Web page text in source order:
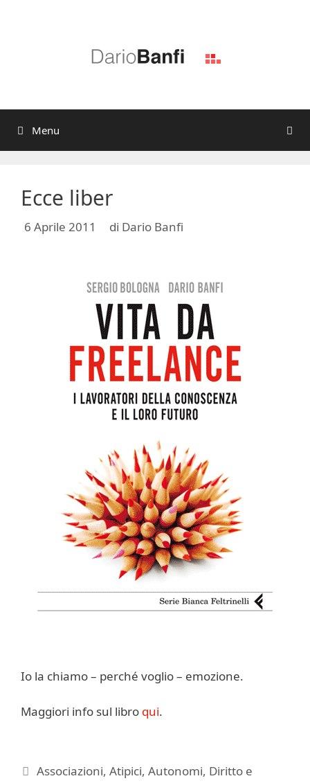
Menu
Ecce liber
6 Aprile 2011 di Dario Banfi
Io la chiamo – perché voglio – emozione.
Maggiori info sul libro qui.
Categorie
Associazioni,Atipici,Autonomi, Diritto e